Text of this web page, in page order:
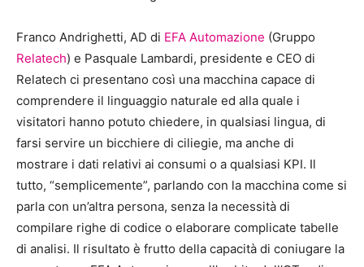
Franco Andrighetti, AD di EFA Automazione (Gruppo
Relatech) e Pasquale Lambardi, presidente e CEO di
Relatech ci presentano così una macchina capace di
comprendere il linguaggio naturale ed alla quale i
visitatori hanno potuto chiedere, in qualsiasi lingua, di
farsi servire un bicchiere di ciliegie, ma anche di
mostrare i dati relativi ai consumi o a qualsiasi KPI. Il
tutto, “semplicemente”, parlando con la macchina come si
parla con un’altra persona, senza la necessità di
compilare righe di codice o elaborare complicate tabelle
di analisi. Il risultato è frutto della capacità di coniugare la